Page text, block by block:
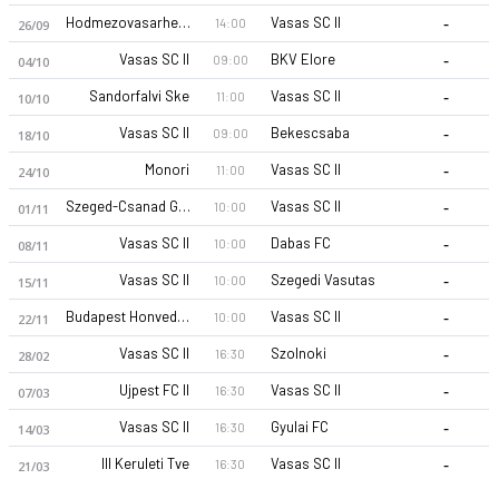
Vasas SC II 26-27 sezonu | NB III NB III 26/27, South
26/09 Hodmezovasarhelyi FC 14:00 Vasas SC II -
04/10 Vasas SC II 09:00 BKV Elore -
10/10 Sandorfalvi Ske 11:00 Vasas SC II -
18/10 Vasas SC II 09:00 Bekescsaba -
24/10 Monori 11:00 Vasas SC II -
01/11 Szeged-Csanad Grosics Akademia II 10:00 Vasas SC II -
08/11 Vasas SC II 10:00 Dabas FC -
15/11 Vasas SC II 10:00 Szegedi Vasutas -
22/11 Budapest Honved MFA 10:00 Vasas SC II -
28/02 Vasas SC II 16:30 Szolnoki -
07/03 Ujpest FC II 16:30 Vasas SC II -
14/03 Vasas SC II 16:30 Gyulai FC -
21/03 III Keruleti Tve 16:30 Vasas SC II -